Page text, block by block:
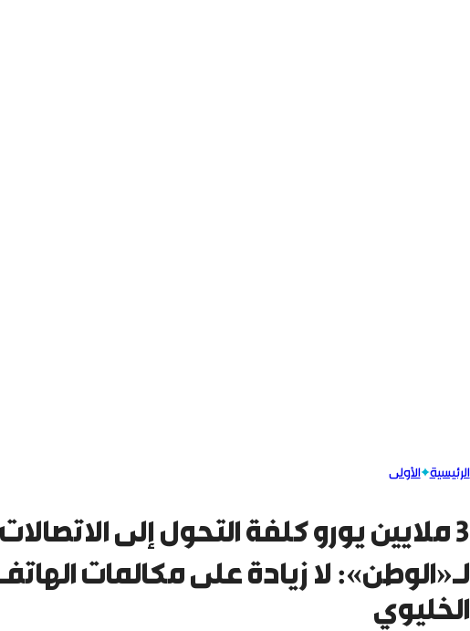
الرئيسية الأولى
3 ملايين يورو كلفة التحول إلى
لـ«الوطن»: لا زيادة على مكالمات
الخليوي